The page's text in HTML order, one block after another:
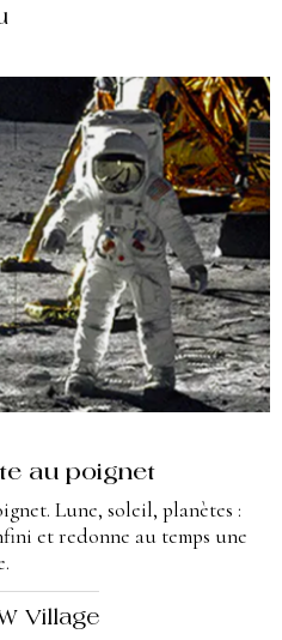
au poignet
Lune, soleil, planètes :
et redonne au temps une
Village